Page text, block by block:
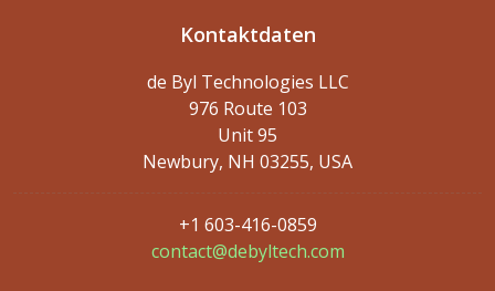
Kontaktdaten
de Byl Technologies LLC
976 Route 103
Unit 95
Newbury, NH 03255, USA
+1 603-416-0859
contact@debyltech.com